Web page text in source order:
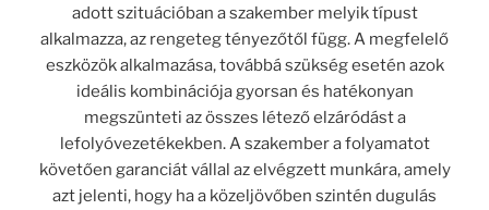
adott szituációban a szakember melyik típust
alkalmazza, az rengeteg tényezőtől függ. A megfelelő
eszközök alkalmazása, továbbá szükség esetén azok
ideális kombinációja gyorsan és hatékonyan
megszünteti az összes létező elzáródást a
lefolyóvezetékekben. A szakember a folyamatot
követően garanciát vállal az elvégzett munkára, amely
azt jelenti, hogy ha a közeljövőben szintén dugulás